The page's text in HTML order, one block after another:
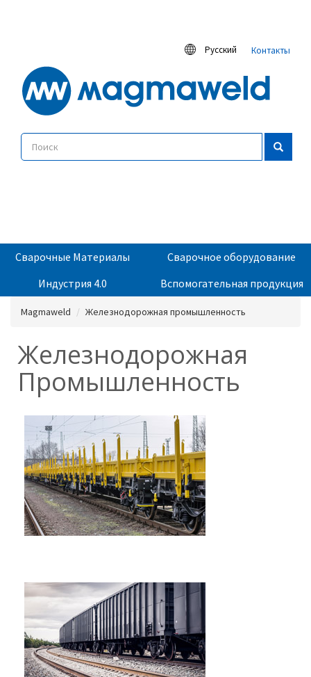
Русский Контакты
Сварочные Материалы
Сварочное оборудование
Индустрия 4.0
Вспомогательная продукция
Magmaweld Железнодорожная промышленность
Железнодорожная
Промышленность